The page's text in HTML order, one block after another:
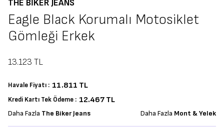
THE BIKER JEANS
Eagle Black Korumalı Motosiklet
Gömleği Erkek
13.123 TL
Havale Fiyatı : 11.811 TL
Kredi Kartı Tek Ödeme : 12.467 TL
Daha Fazla The Biker Jeans Daha Fazla Mont & Yelek